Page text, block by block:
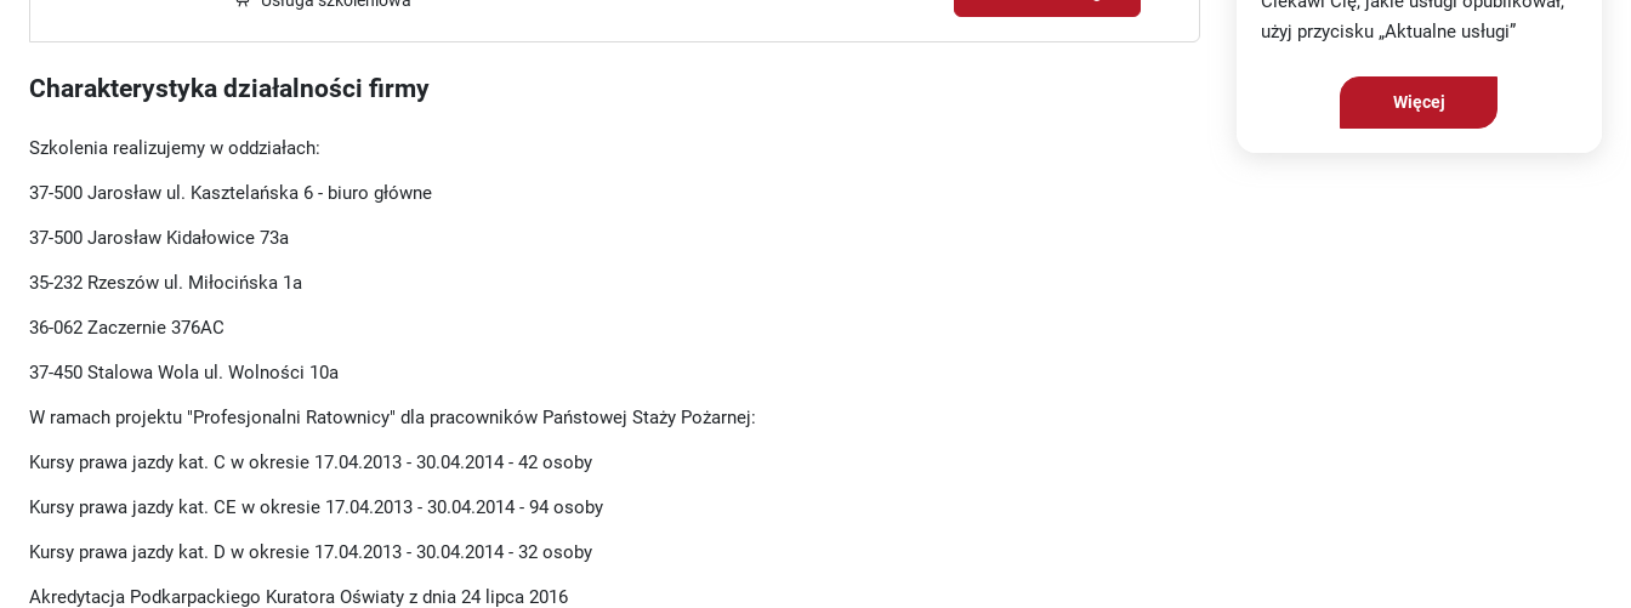
Charakterystyka działalności firmy
Szkolenia realizujemy w oddziałach:
37-500 Jarosław ul. Kasztelańska 6 - biuro główne
37-500 Jarosław Kidałowice 73a
35-232 Rzeszów ul. Miłocińska 1a
36-062 Zaczernie 376AC
37-450 Stalowa Wola ul. Wolności 10a
W ramach projektu "Profesjonalni Ratownicy" dla pracowników Państowej Staży Pożarnej:
Kursy prawa jazdy kat. C w okresie 17.04.2013 - 30.04.2014 - 42 osoby
Kursy prawa jazdy kat. CE w okresie 17.04.2013 - 30.04.2014 - 94 osoby
Kursy prawa jazdy kat. D w okresie 17.04.2013 - 30.04.2014 - 32 osoby
Akredytacja Podkarpackiego Kuratora Oświaty z dnia 24 lipca 2016
użyj przycisku „Aktualne usługi”
Więcej